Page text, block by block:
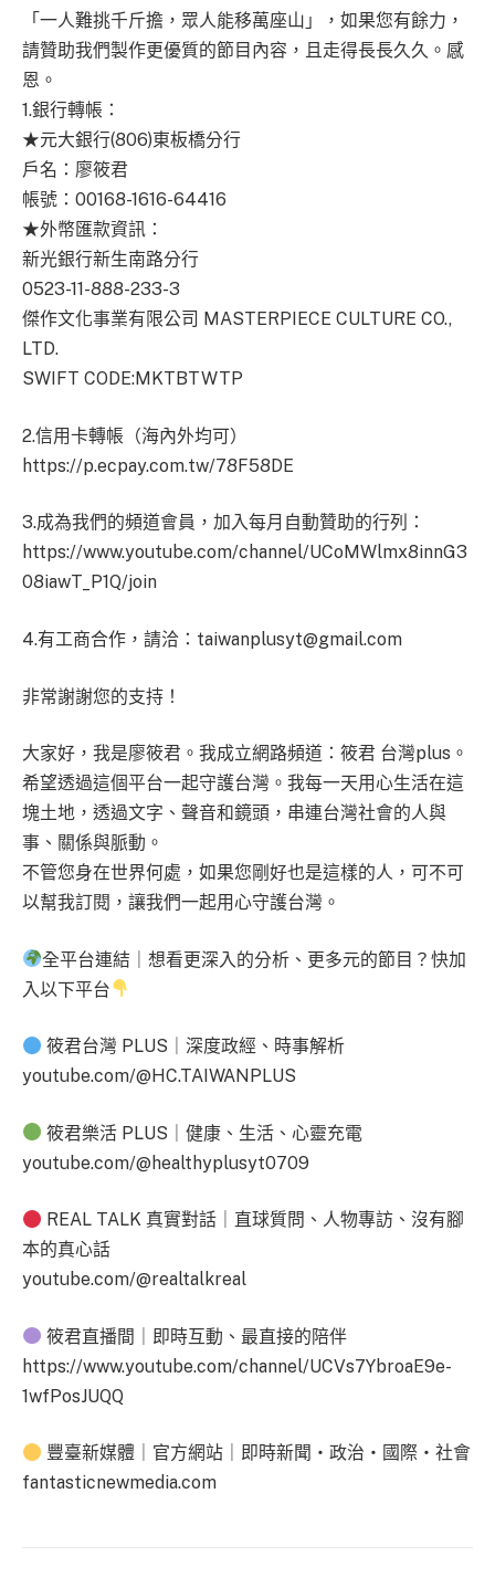
「一人難挑千斤擔，眾人能移萬座山」，如果您有餘力，
請贊助我們製作更優質的節目內容，且走得長長久久。感
恩。
1.銀行轉帳：
★元大銀行(806)東板橋分行
戶名：廖筱君
帳號：00168-1616-64416
★外幣匯款資訊：
新光銀行新生南路分行
0523-11-888-233-3
傑作文化事業有限公司 MASTERPIECE CULTURE CO.,
LTD.
SWIFT CODE:MKTBTWTP
2.信用卡轉帳（海內外均可）
https://p.ecpay.com.tw/78F58DE
3.成為我們的頻道會員，加入每月自動贊助的行列：
https://www.youtube.com/channel/UCoMWlmx8innG3
08iawT_P1Q/join
4.有工商合作，請洽： taiwanplusyt@gmail.com
非常謝謝您的支持！
大家好，我是廖筱君。我成立網路頻道：筱君 台灣plus。
希望透過這個平台一起守護台灣。我每一天用心生活在這
塊土地，透過文字、聲音和鏡頭，串連台灣社會的人與
事、關係與脈動。
不管您身在世界何處，如果您剛好也是這樣的人，可不可
以幫我訂閱，讓我們一起用心守護台灣。
全平台連結｜想看更深入的分析、更多元的節目？快加
入以下平台
筱君台灣 PLUS｜深度政經、時事解析
youtube.com/@HC.TAIWANPLUS
筱君樂活 PLUS｜健康、生活、心靈充電
youtube.com/@healthyplusyt0709
REAL TALK 真實對話｜直球質問、人物專訪、沒有腳
本的真心話
youtube.com/@realtalkreal
筱君直播間｜即時互動、最直接的陪伴
https://www.youtube.com/channel/UCVs7YbroaE9e-
1wfPosJUQQ
豐臺新媒體｜官方網站｜即時新聞・政治・國際・社會
fantasticnewmedia.com